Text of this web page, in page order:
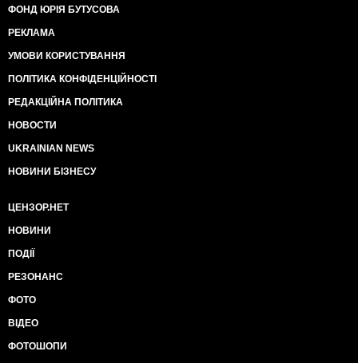
ФОНД ЮРІЯ БУТУСОВА
РЕКЛАМА
УМОВИ КОРИСТУВАННЯ
ПОЛІТИКА КОНФІДЕНЦІЙНОСТІ
РЕДАКЦІЙНА ПОЛІТИКА
НОВОСТИ
UKRAINIAN NEWS
НОВИНИ БІЗНЕСУ
ЦЕНЗОР.НЕТ
НОВИНИ
ПОДІЇ
РЕЗОНАНС
ФОТО
ВІДЕО
ФОТОШОПИ